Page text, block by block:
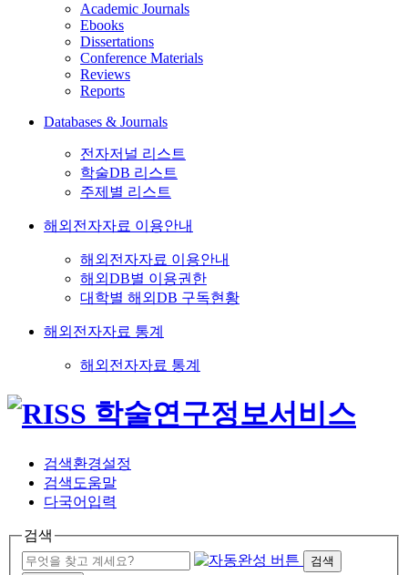
Academic Journals
Ebooks
Dissertations
Conference Materials
Reviews
Reports
Databases & Journals
전자저널 리스트
학술DB 리스트
주제별 리스트
해외전자자료 이용안내
해외전자자료 이용안내
해외DB별 이용권한
대학별 해외DB 구독현황
해외전자자료 통계
해외전자자료 통계
검색환경설정
검색도움말
다국어입력
검색
검색